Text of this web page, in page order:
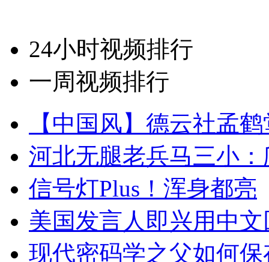
24小时视频排行
一周视频排行
【中国风】德云社孟
河北无腿老兵马三小
信号灯Plus！浑身都亮
美国发言人即兴用中
现代密码学之父如何